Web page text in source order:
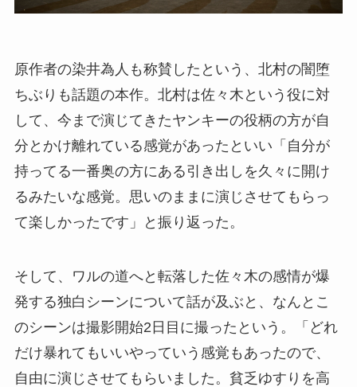
原作者の染井為人も称賛したという、北村の闇堕
ちぶりも話題の本作。北村は佐々木という役に対
して、今まで演じてきたヤンキーの役柄の方が自
分とかけ離れている感覚があったといい「自分が
持ってる一番奥の方にある引き出しを久々に開け
るみたいな感覚。思いのままに演じさせてもらっ
て楽しかったです」と振り返った。
そして、ワルの道へと転落した佐々木の感情が爆
発する独白シーンについて話が及ぶと、なんとこ
のシーンは撮影開始2日目に撮ったという。「どれ
だけ暴れてもいいやっていう感覚もあったので、
自由に演じさせてもらいました。貧乏ゆすりを高